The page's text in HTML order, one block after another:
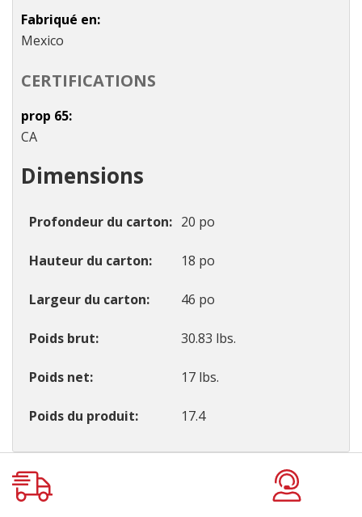
Fabriqué en
Mexico
CERTIFICATIONS
prop 65
CA
Dimensions
Profondeur du carton 20 po
Hauteur du carton 18 po
Largeur du carton 46 po
Poids brut 30.83 lbs.
Poids net 17 lbs.
Poids du produit 17.4
Onglet
personnalisé